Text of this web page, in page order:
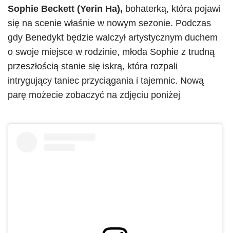
Sophie Beckett (Yerin Ha), bohaterką, która pojawi
się na scenie właśnie w nowym sezonie. Podczas
gdy Benedykt będzie walczył artystycznym duchem
o swoje miejsce w rodzinie, młoda Sophie z trudną
przeszłością stanie się iskrą, która rozpali
intrygujący taniec przyciągania i tajemnic. Nową
parę możecie zobaczyć na zdjęciu poniżej